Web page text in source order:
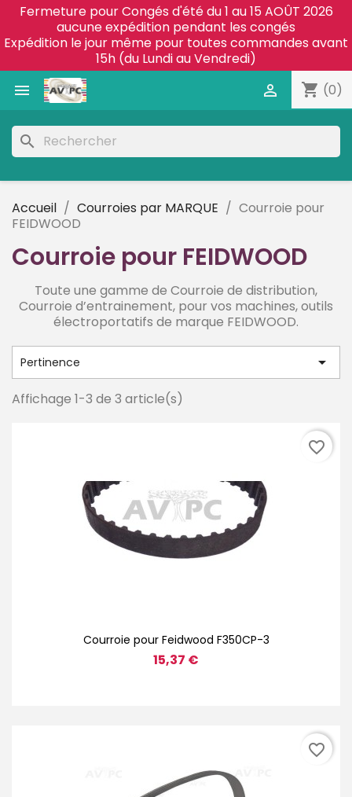
Fermeture pour Congés d'été du 1 au 15 AOÛT 2026
aucune expédition pendant les congés
Expédition le jour même pour toutes commandes avant
15h (du Lundi au Vendredi)
 shopping_cart (0)

search
Accueil Courroies par MARQUE
Courroie pour
FEIDWOOD
Courroie pour FEIDWOOD
Toute une gamme de Courroie de distribution,
Courroie d’entrainement, pour vos machines, outils
électroportatifs de marque FEIDWOOD.
Pertinence 
Affichage 1-3 de 3 article(s)
Courroie pour Feidwood F350CP-3
15,37 €
favorite_border
favorite_border